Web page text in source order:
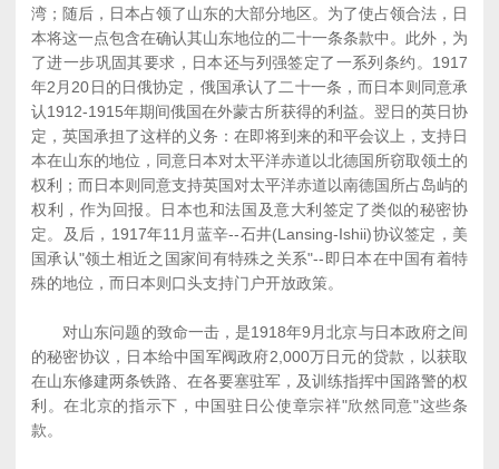
湾；随后，日本占领了山东的大部分地区。为了使占领合法，日
本将这一点包含在确认其山东地位的二十一条条款中。此外，为
了进一步巩固其要求，日本还与列强签定了一系列条约。1917
年2月20日的日俄协定，俄国承认了二十一条，而日本则同意承
认1912-1915年期间俄国在外蒙古所获得的利益。翌日的英日协
定，英国承担了这样的义务：在即将到来的和平会议上，支持日
本在山东的地位，同意日本对太平洋赤道以北德国所窃取领土的
权利；而日本则同意支持英国对太平洋赤道以南德国所占岛屿的
权利，作为回报。日本也和法国及意大利签定了类似的秘密协
定。及后，1917年11月蓝辛--石井(Lansing-Ishii)协议签定，美
国承认"领土相近之国家间有特殊之关系"--即日本在中国有着特
殊的地位，而日本则口头支持门户开放政策。
对山东问题的致命一击，是1918年9月北京与日本政府之间
的秘密协议，日本给中国军阀政府2,000万日元的贷款，以获取
在山东修建两条铁路、在各要塞驻军，及训练指挥中国路警的权
利。在北京的指示下，中国驻日公使章宗祥"欣然同意"这些条
款。